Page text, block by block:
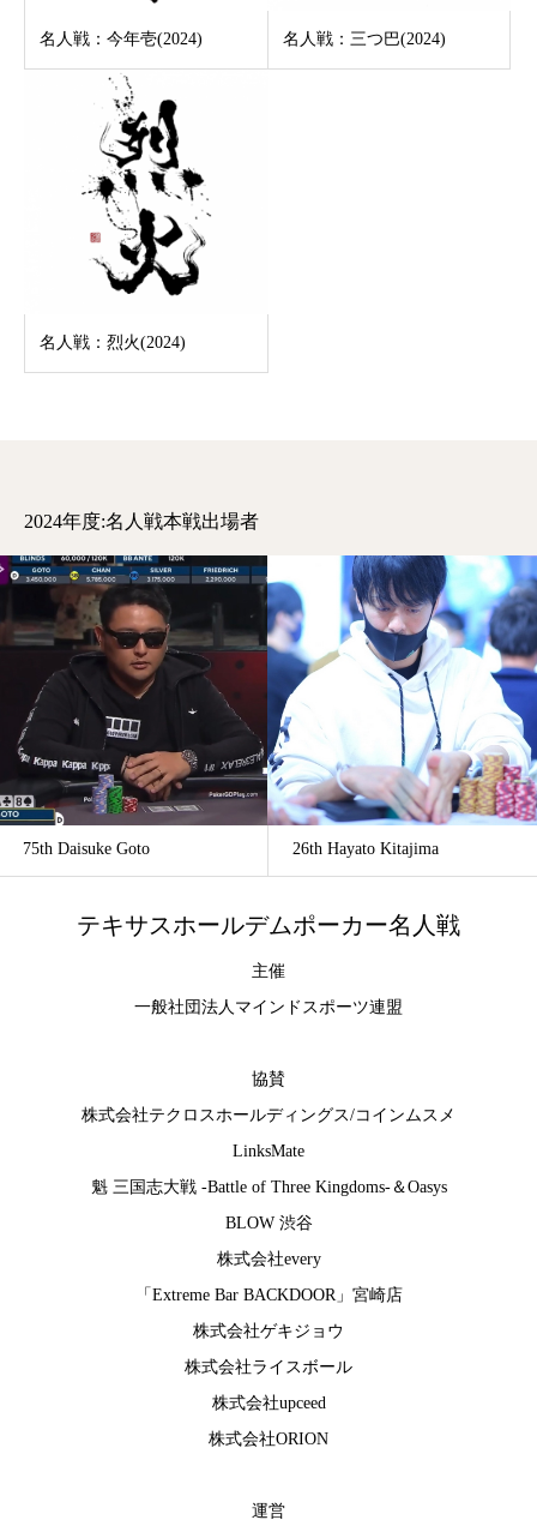
名人戦：今年壱(2024) 名人戦：三つ巴(2024)
名人戦：烈火(2024)
2024年度:名人戦本戦出場者
26th Hayato Kitajima 77th Nana Sanechika
テキサスホールデムポーカー名人戦
主催
一般社団法人マインドスポーツ連盟
協賛
株式会社テクロスホールディングス/コインムスメ
LinksMate
魁 三国志大戦 -Battle of Three Kingdoms-＆ Oasys
BLOW 渋谷
株式会社every
「Extreme Bar BACKDOOR」宮崎店
株式会社ゲキジョウ
株式会社ライスボール
株式会社upceed
株式会社ORION
運営